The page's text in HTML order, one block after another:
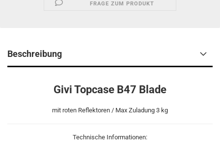
FRAGE ZUM PRODUKT
Beschreibung
Givi Topcase B47 Blade
mit roten Reflektoren / Max Zuladung 3 kg
Technische Informationen: